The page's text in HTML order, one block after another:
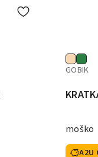
GOBIK
moško
A2U